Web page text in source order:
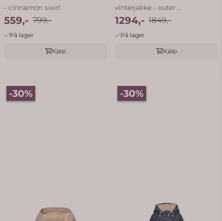
- cinnamon swirl
559,- 799,-
På lager
Kjøp
vinterjakke - outer ...
1294,- 1849,-
På lager
Kjøp
-30% -30%